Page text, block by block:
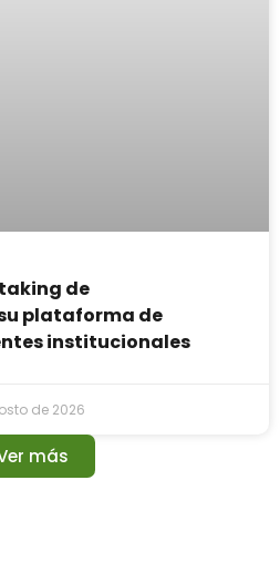
de
plataforma de
institucionales
de 2026
más